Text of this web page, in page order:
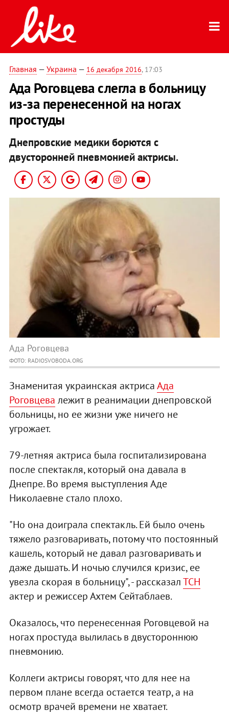
Главная — Украина — 16 декабря 2016, 17:03
Ада Роговцева слегла в больницу
из-за перенесенной на ногах
простуды
Днепровские медики борются с
двусторонней пневмонией актрисы.
Ада Роговцева
ФОТО: RADIOSVOBODA.ORG
Знаменитая украинская актрисаАда
Роговцева лежит в реанимации днепровской
больницы, но ее жизни уже ничего не
угрожает.
79-летняя актриса была госпитализирована
после спектакля, который она давала в
Днепре. Во время выступления Аде
Николаевне стало плохо.
"Но она доиграла спектакль. Ей было очень
тяжело разговаривать, потому что постоянный
кашель, который не давал разговаривать и
даже дышать. И ночью случился кризис, ее
увезла скорая в больницу", - рассказалТСН
актер и режиссер Ахтем Сейтаблаев.
Оказалось, что перенесенная Роговцевой на
ногах простуда вылилась в двустороннюю
пневмонию.
Коллеги актрисы говорят, что для нее на
первом плане всегда остается театр, а на
осмотр врачей времени не хватает.